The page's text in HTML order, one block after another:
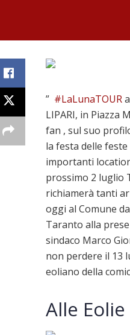
” #LaLunaTOUR
LIPARI, in Piazza
fan , sul suo
la festa delle
importanti
prossimo 2 luglio
richiamerà tanti
oggi al Comune
Taranto alla
sindaco Marco
non perdere il 13
eoliano della
Alle